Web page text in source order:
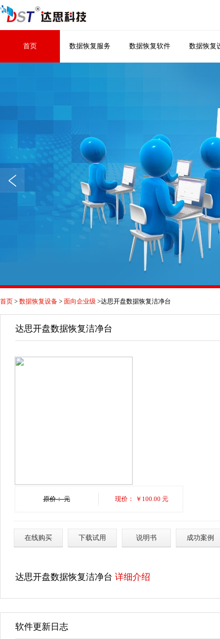
首页 数据恢复服务 数据恢复软件 数据恢复
首页 > 数据恢复设备 > 面向企业级 >达思开盘数据恢复洁净台
达思开盘数据恢复洁净台
原价： 元 现价： ￥100.00 元
在线购买 下载试用 说明书 成功案例
达思开盘数据恢复洁净台 详细介绍
软件更新日志